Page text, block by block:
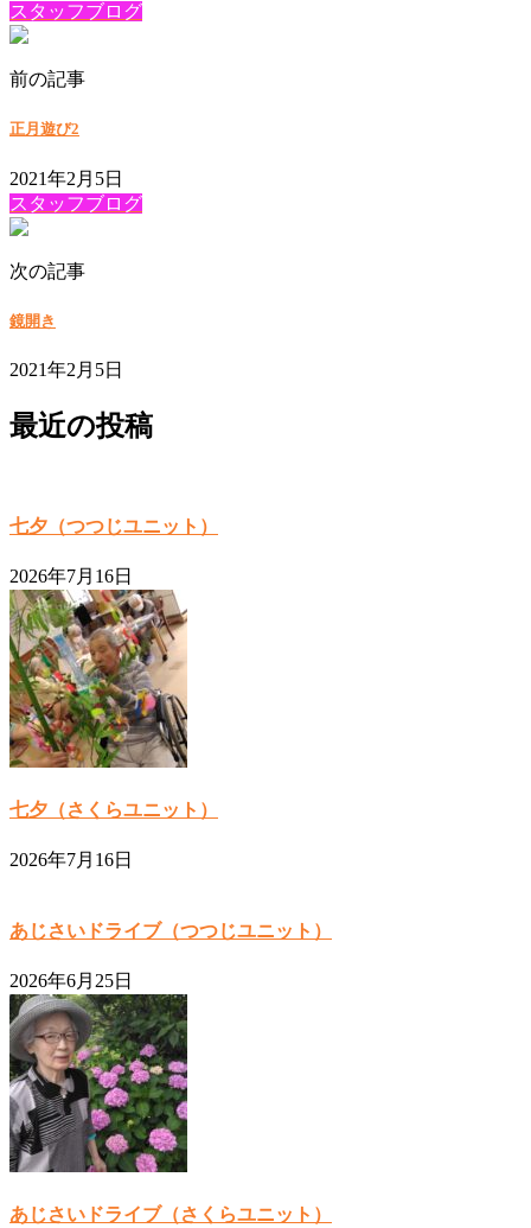
スタッフブログ
前の記事
正月遊び2
2021年2月5日
スタッフブログ
次の記事
鏡開き
2021年2月5日
最近の投稿
七夕（つつじユニット）
2026年7月16日
七夕（さくらユニット）
2026年7月16日
あじさいドライブ（つつじユニット）
2026年6月25日
あじさいドライブ（さくらユニット）